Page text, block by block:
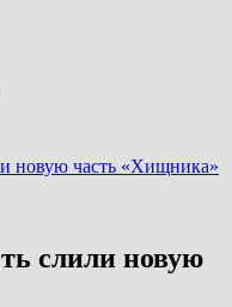
новую часть «Хищника»
слили новую